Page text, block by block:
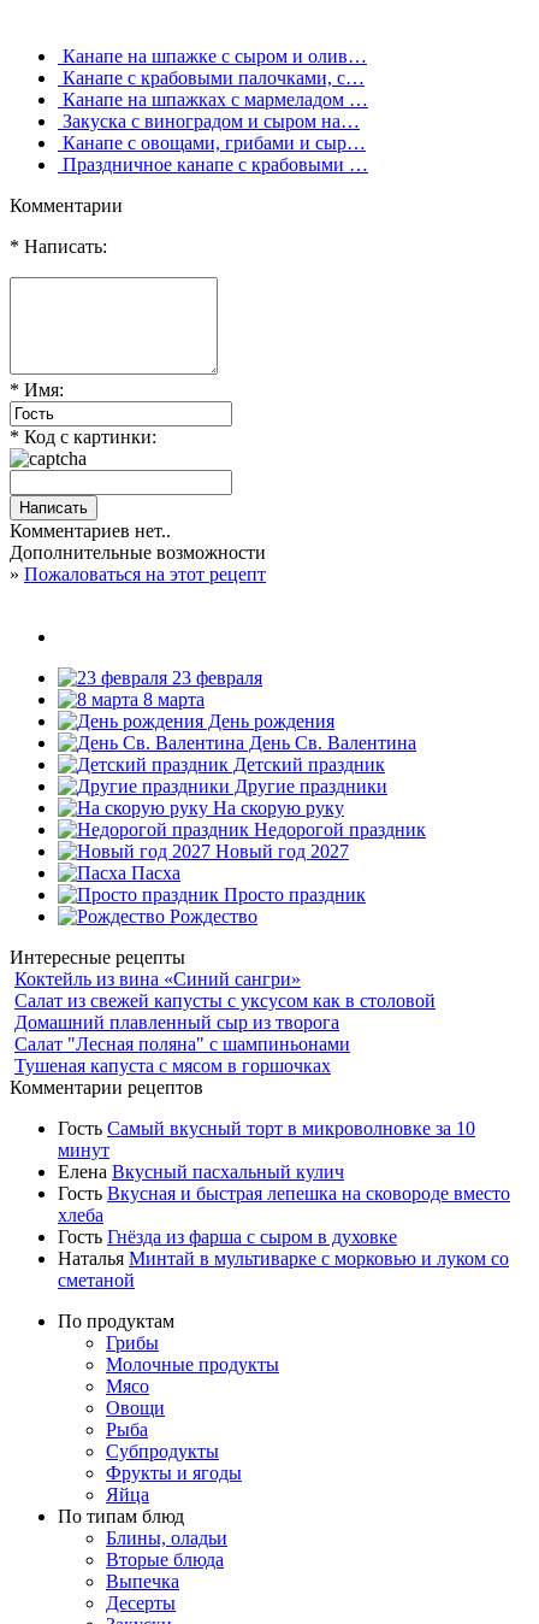
Канапе на шпажке с сыром и олив…
Канапе с крабовыми палочками, с…
Канапе на шпажках с мармеладом …
Закуска с виноградом и сыром на…
Канапе с овощами, грибами и сыр…
Праздничное канапе с крабовыми …
Комментарии
* Написать:
* Имя:
* Код с картинки:
Комментариев нет..
Дополнительные возможности
» Пожаловаться на этот рецепт
23 февраля
8 марта
День рождения
День Св. Валентина
Детский праздник
Другие праздники
На скорую руку
Недорогой праздник
Новый год 2027
Пасха
Просто праздник
Рождество
Интересные рецепты
Коктейль из вина «Синий сангри»
Салат из свежей капусты с уксусом как в столовой
Домашний плавленный сыр из творога
Салат "Лесная поляна" с шампиньонами
Тушеная капуста с мясом в горшочках
Комментарии рецептов
Гость Самый вкусный торт в микроволновке за 10
минут
Елена Вкусный пасхальный кулич
Гость Вкусная и быстрая лепешка на сковороде вместо
хлеба
Гость Гнёзда из фарша с сыром в духовке
Наталья Минтай в мультиварке с морковью и луком со
сметаной
По продуктам
Грибы
Молочные продукты
Мясо
Овощи
Рыба
Субпродукты
Фрукты и ягоды
Яйца
По типам блюд
Блины, оладьи
Вторые блюда
Выпечка
Десерты